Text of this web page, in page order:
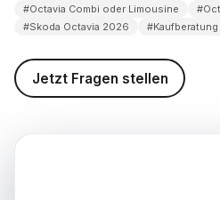
#Octavia Combi oder Limousine
#Skoda Octavia 2026
#Kaufberatung
Jetzt Fragen stellen
oder Limousine gebraucht
Sie achten sollten
Combi oder Limousine —